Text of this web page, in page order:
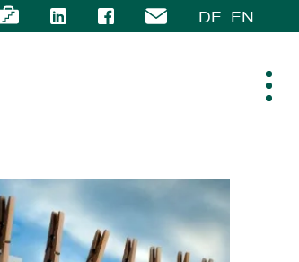
DE EN